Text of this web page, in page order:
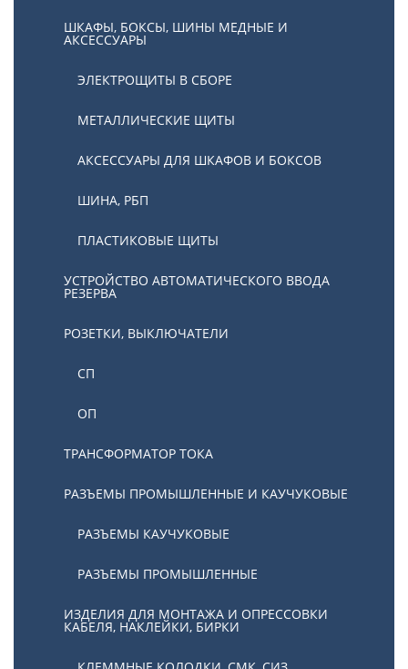
ШКАФЫ, БОКСЫ, ШИНЫ МЕДНЫЕ И
АКСЕССУАРЫ
ЭЛЕКТРОЩИТЫ В СБОРЕ
МЕТАЛЛИЧЕСКИЕ ЩИТЫ
АКСЕССУАРЫ ДЛЯ ШКАФОВ И БОКСОВ
ШИНА, РБП
ПЛАСТИКОВЫЕ ЩИТЫ
УСТРОЙСТВО АВТОМАТИЧЕСКОГО ВВОДА
РЕЗЕРВА
РОЗЕТКИ, ВЫКЛЮЧАТЕЛИ
СП
ОП
ТРАНСФОРМАТОР ТОКА
РАЗЪЕМЫ ПРОМЫШЛЕННЫЕ И КАУЧУКОВЫЕ
РАЗЪЕМЫ КАУЧУКОВЫЕ
РАЗЪЕМЫ ПРОМЫШЛЕННЫЕ
ИЗДЕЛИЯ ДЛЯ МОНТАЖА И ОПРЕССОВКИ
КАБЕЛЯ, НАКЛЕЙКИ, БИРКИ